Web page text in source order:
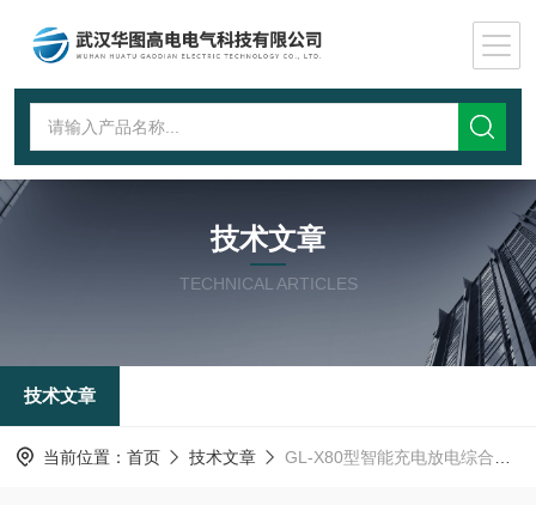
技术文章
TECHNICAL ARTICLES
技术文章
当前位置： 首页 技术文章 GL-X80型智能充电放电综合测试仪 互感器的详细介绍